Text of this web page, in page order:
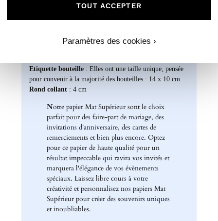
Format A5 portrait : 14 x 21 cm
Etiquette bouteille: Elles ont une taille unique, pensée
pour convenir à la majorité des bouteilles : 14 x 10 cm
Rond collant : 4 cm
Notre papier Mat Supérieur sont le choix
parfait pour des faire-part de mariage, des
invitations d'anniversaire, des cartes de
remerciements et bien plus encore. Optez
pour ce papier de haute qualité pour un
résultat impeccable qui ravira vos invités et
marquera l'élégance de vos évènements
spéciaux. Laissez libre cours à votre
créativité et personnalisez nos papiers Mat
Supérieur pour créer des souvenirs uniques
et inoubliables.
Paramètres des cookies ›
TOUT ACCEPTER